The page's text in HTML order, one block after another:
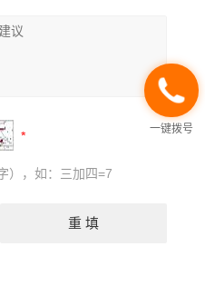
），如：三加四=7
一键拨号